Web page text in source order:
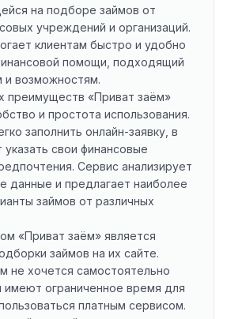
на подборе займов от
учреждений и организаций.
клиентам быстро и удобно
помощи, подходящий
и возможностям.
преимуществ «Приват заём»
и простота использования.
заполнить онлайн-заявку, в
свои финансовые
Сервис анализирует
данные и предлагает наиболее
займов от различных
«Приват заём» является
займов на их сайте.
не хочется самостоятельно
имеют ограниченное время для
платным сервисом.